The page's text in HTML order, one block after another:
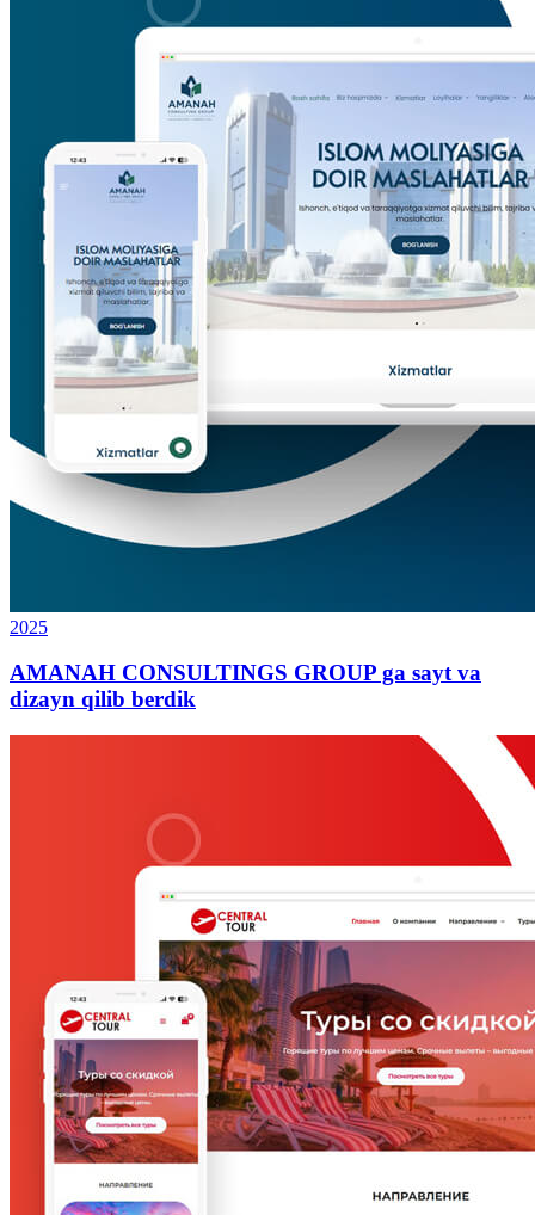
2025
AMANAH CONSULTINGS GROUP ga sayt va
dizayn qilib berdik